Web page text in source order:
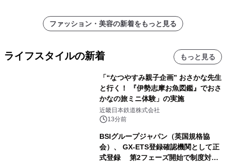
ファッション・美容の新着をもっと見る
ライフスタイルの新着 もっと見る
「“なつやすみ親子企画” おさかな先生
と行く！ 『伊勢志摩お魚図鑑』でおさ
かなの旅ミニ体験」の実施
近畿日本鉄道株式会社
13分前
BSIグループジャパン（英国規格協
会）、 GX-ETS登録確認機関として正
式登録 第2フェーズ開始で制度対応